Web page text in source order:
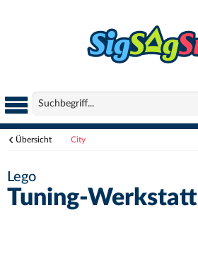
Übersicht City
Lego
Tuning-Werkstatt